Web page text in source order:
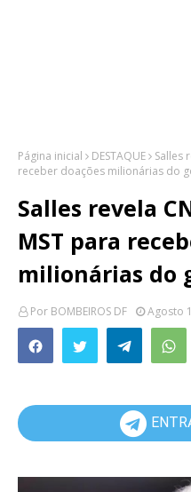
Página inicial DESTAQUE
Salles
receber doações milionárias do
Salles revela
MST para
milionárias do
Por BOMBEIROS DF Agosto